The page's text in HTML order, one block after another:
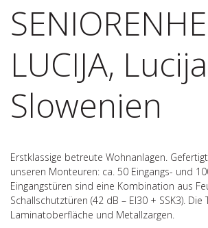
LUCIJA,
Slowenien
Erstklassige betreute Wohnanlagen.
unseren Monteuren: ca. 50 Eingangs- und
Eingangstüren sind eine Kombination aus
Schallschutztüren (42 dB – EI30 + SSK3).
Laminatoberfläche und Metallzargen.